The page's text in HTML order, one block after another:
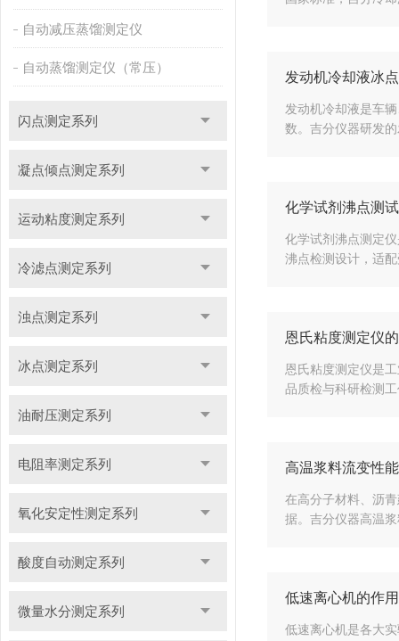
自动减压蒸馏测定仪
自动蒸馏测定仪（常压）
闪点测定系列
凝点倾点测定系列
运动粘度测定系列
冷滤点测定系列
浊点测定系列
冰点测定系列
油耐压测定系列
电阻率测定系列
氧化安定性测定系列
酸度自动测定系列
微量水分测定系列
发动机冷却液冰
发动机冷却液是车
数。吉分仪器研发
化学试剂沸点测
化学试剂沸点测定
沸点检测设计，适
恩氏粘度测定仪
恩氏粘度测定仪是
品质检与科研检测
高温浆料流变性
在高分子材料、沥
据。吉分仪器高温
低速离心机的作用
低速离心机是各大